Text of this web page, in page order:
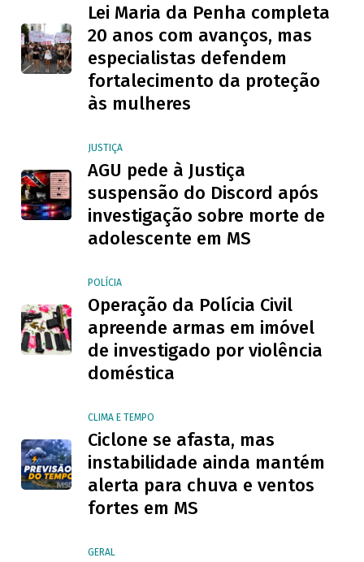
Lei Maria da Penha completa
20 anos com avanços, mas
especialistas defendem
fortalecimento da proteção
às mulheres
JUSTIÇA
AGU pede à Justiça
suspensão do Discord após
investigação sobre morte de
adolescente em MS
POLÍCIA
Operação da Polícia Civil
apreende armas em imóvel
de investigado por violência
doméstica
CLIMA E TEMPO
Ciclone se afasta, mas
instabilidade ainda mantém
alerta para chuva e ventos
fortes em MS
GERAL